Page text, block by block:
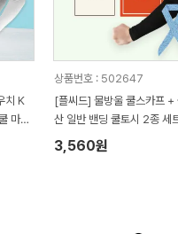
치 K
마스
상품번호 : 502647
[플씨드] 물방울 쿨스카프 +
산 일반 밴딩 쿨토시 2종 세
3,560원